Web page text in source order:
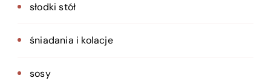
słodki stół
śniadania i kolacje
sosy